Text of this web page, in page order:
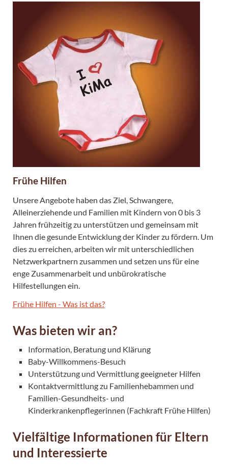
Frühe Hilfen
Unsere Angebote haben das Ziel, Schwangere,
Alleinerziehende und Familien mit Kindern von 0 bis 3
Jahren frühzeitig zu unterstützen und gemeinsam mit
Ihnen die gesunde Entwicklung der Kinder zu fördern. Um
dies zu erreichen, arbeiten wir mit unterschiedlichen
Netzwerkpartnern zusammen und setzen uns für eine
enge Zusammenarbeit und unbürokratische
Hilfestellungen ein.
Frühe Hilfen - Was ist das?
Was bieten wir an?
Information, Beratung und Klärung
Baby-Willkommens-Besuch
Unterstützung und Vermittlung geeigneter Hilfen
Kontaktvermittlung zu Familienhebammen und
Familien-Gesundheits- und
Kinderkrankenpflegerinnen (Fachkraft Frühe Hilfen)
Vielfältige Informationen für Eltern
und Interessierte